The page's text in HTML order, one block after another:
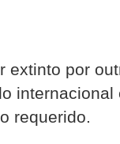
extinto por
requerido.